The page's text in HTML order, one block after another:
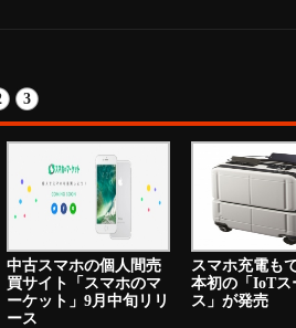
3
中古スマホの個人間売
買サイト「スマホのマ
ーケット」9月中旬リリ
ース
スマホ充電も
本初の「IoTス
ス」が発売